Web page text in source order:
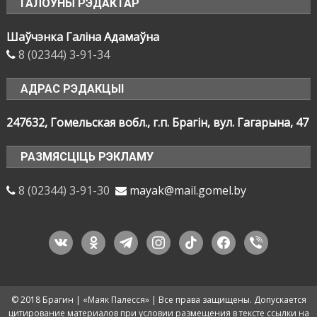
ГАЛОЎНЫ РЭДАКТАР
Шаўчэнка Галіна Адамаўна
8 (02344) 3-91-34
АДРАС РЭДАКЦЫІ
247632, Гомельская вобл., г.п. Брагін, вул. Гагарына, 47
РАЗМЯСЦІЦЬ РЭКЛАМУ
8 (02344) 3-91-30 mayak@mail.gomel.by
vkontakteodnoklassniki
telegraminstagram
tiktok facebook
viber
© 2018 Брагин | «Маяк Палесся» | Все права защищены. Допускается
цитирование материалов при условии размещения в тексте ссылки на